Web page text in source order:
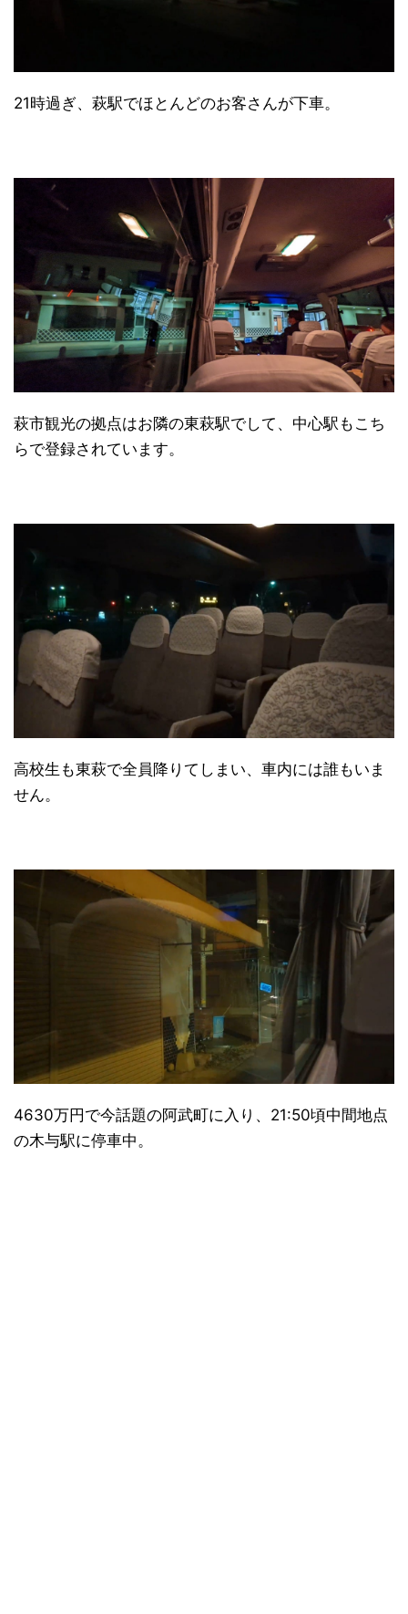
21時過ぎ、萩駅でほとんどのお客さんが下車。
萩市観光の拠点はお隣の東萩駅でして、中心駅もこち
らで登録されています。
高校生も東萩で全員降りてしまい、車内には誰もいま
せん。
4630万円で今話題の阿武町に入り、21:50頃中間地点
の木与駅に停車中。